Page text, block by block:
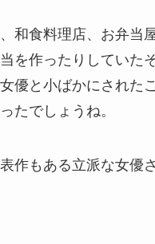
和食料理店、お弁当
を作ったりしていた
優と小ばかにされた
たでしょうね。
作もある立派な女優